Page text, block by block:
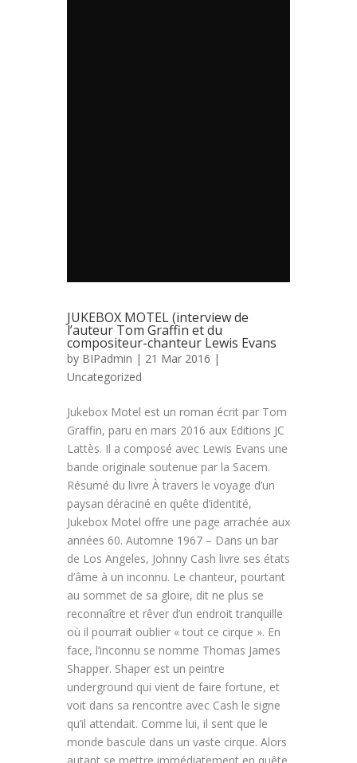
JUKEBOX MOTEL (interview de
l’auteur Tom Graffin et du
compositeur-chanteur Lewis Evans
by BIPadmin | 21 Mar 2016 |
Uncategorized
Jukebox Motel est un roman écrit par Tom
Graffin, paru en mars 2016 aux Editions JC
Lattès. Il a composé avec Lewis Evans une
bande originale soutenue par la Sacem.
Résumé du livre À travers le voyage d’un
paysan déraciné en quête d’identité,
Jukebox Motel offre une page arrachée aux
années 60. Automne 1967 – Dans un bar
de Los Angeles, Johnny Cash livre ses états
d’âme à un inconnu. Le chanteur, pourtant
au sommet de sa gloire, dit ne plus se
reconnaître et rêver d’un endroit tranquille
où il pourrait oublier « tout ce cirque ». En
face, l’inconnu se nomme Thomas James
Shapper. Shaper est un peintre
underground qui vient de faire fortune, et
voit dans sa rencontre avec Cash le signe
qu’il attendait. Comme lui, il sent que le
monde bascule dans un vaste cirque. Alors